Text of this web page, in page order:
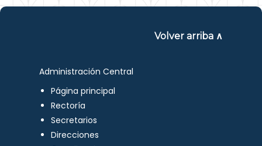
Volver arriba ∧
Administración Central
Página principal
Rectoría
Secretarios
Direcciones